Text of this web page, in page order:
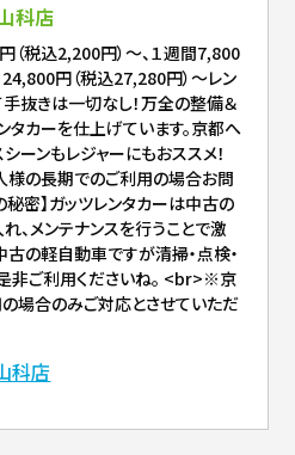
科店
税込2,200円）～、１週間7,800
24,800円（税込27,280円）～レン
手抜きは一切なし！万全の整備＆
タカーを仕上げています。京都へ
ーンもレジャーにもおススメ！
様の長期でのご利用の場合お問
密】ガッツレンタカーは中古の
、メンテナンスを行うことで激
古の軽自動車ですが清掃・点検・
非ご利用くださいね。 <br>※京
場合のみご対応とさせていただ
科店